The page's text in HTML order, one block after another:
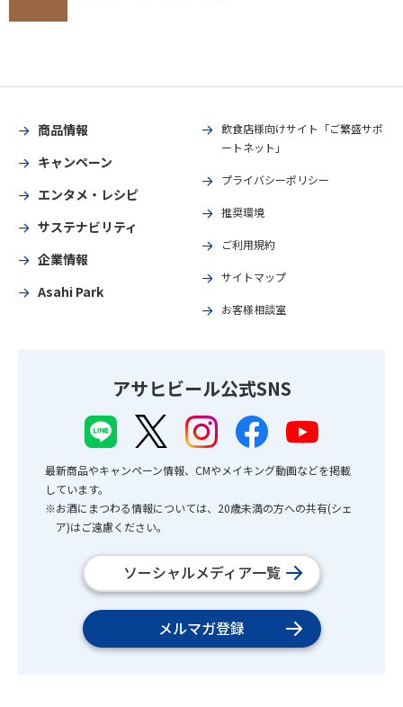
商品情報
キャンペーン
エンタメ・レシピ
サステナビリティ
企業情報
Asahi Park
飲食店様向けサイト「ご繁盛サポ
ートネット」
プライバシーポリシー
推奨環境
ご利用規約
サイトマップ
お客様相談室
アサヒビール公式SNS
最新商品やキャンペーン情報、CMやメイキング動画などを掲載
しています。
※お酒にまつわる情報については、20歳未満の方への共有(シェ
ア)はご遠慮ください。
ソーシャルメディア一覧
メルマガ登録